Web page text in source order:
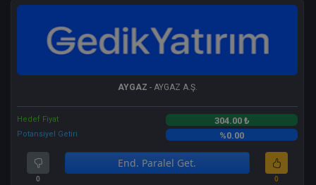
AYGAZ - AYGAZ A.Ş.
Hedef Fiyat 304.00 ₺
Potansiyel Getiri %0.00
0
End. Paralel Get.
0